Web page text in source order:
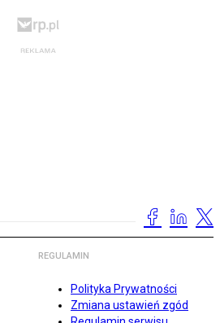
REGULAMIN
Polityka Prywatności
Zmiana ustawień zgód